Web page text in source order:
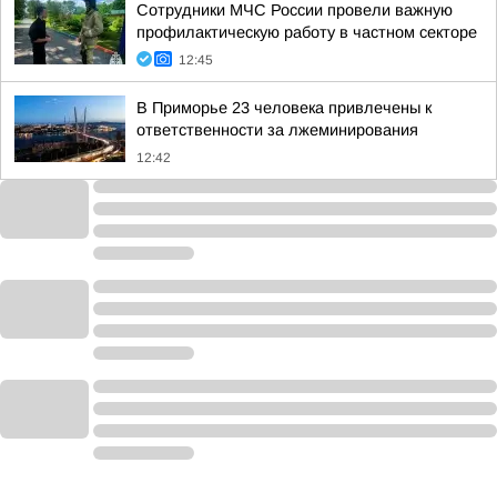
Сотрудники МЧС России провели важную
профилактическую работу в частном секторе
12:45
В Приморье 23 человека привлечены к
ответственности за лжеминирования
12:42